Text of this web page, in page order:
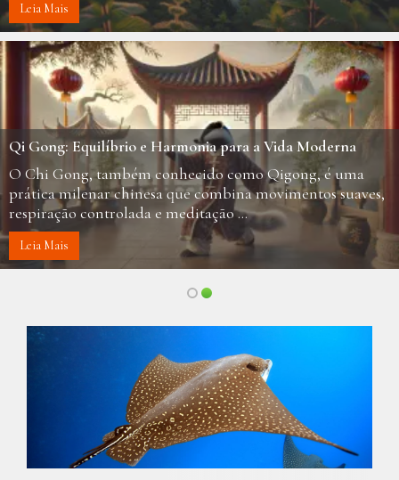
Leia Mais
Qi Gong: Equilíbrio e Harmonia para a Vida Moderna
O Chi Gong, também conhecido como Qigong, é uma
prática milenar chinesa que combina movimentos suaves,
respiração controlada e meditação ...
Leia Mais